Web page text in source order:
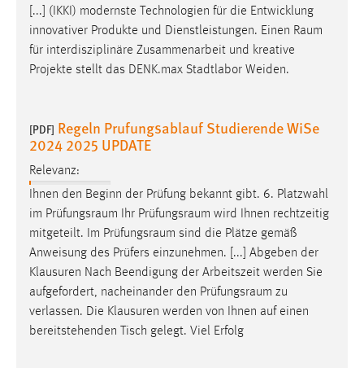
[...] (IKKI) modernste Technologien für die Entwicklung
innovativer Produkte und Dienstleistungen. Einen Raum
für interdisziplinäre Zusammenarbeit und kreative
Projekte stellt das DENK.max Stadtlabor Weiden.
[PDF] Regeln Prufungsablauf Studierende WiSe
2024 2025 UPDATE
Relevanz:
Ihnen den Beginn der Prüfung bekannt gibt. 6. Platzwahl
im Prüfungsraum Ihr Prüfungsraum wird Ihnen rechtzeitig
mitgeteilt. Im Prüfungsraum sind die Plätze gemäß
Anweisung des Prüfers einzunehmen. [...] Abgeben der
Klausuren Nach Beendigung der Arbeitszeit werden Sie
aufgefordert, nacheinander den Prüfungsraum zu
verlassen. Die Klausuren werden von Ihnen auf einen
bereitstehenden Tisch gelegt. Viel Erfolg